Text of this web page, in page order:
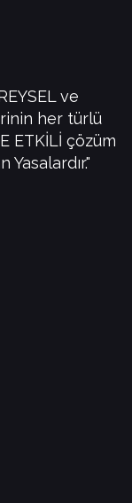
ve
her türlü
ETKİLİ çözüm
Yasalardır."